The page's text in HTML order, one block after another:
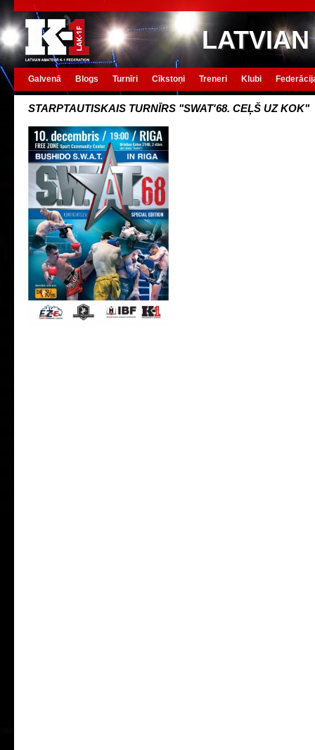
Galvenā Blogs Turnīri Cīkstoņi Treneri Klubi
STARPTAUTISKAIS TURNĪRS "SWAT'68. CEĻŠ UZ KOK"